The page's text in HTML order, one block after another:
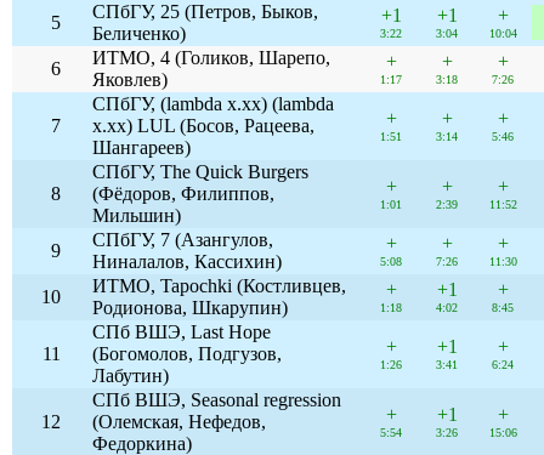
5
СПбГУ, 25 (Петров, Быков,
Беличенко)
+1
3:22
+1
3:04
+
10:04
6
ИТМО, 4 (Голиков, Шарепо,
Яковлев)
+
1:17
+
3:18
+
7:26
7
СПбГУ, (lambda x.xx) (lambda
x.xx) LUL (Босов, Рацеева,
Шангареев)
+
1:51
+
3:14
+
5:46
8
СПбГУ, The Quick Burgers
(Фёдоров, Филиппов,
Мильшин)
+
1:01
+
2:39
+
11:52
9
СПбГУ, 7 (Азангулов,
Ниналалов, Кассихин)
+
5:08
+
7:26
+
11:30
10
ИТМО, Tapochki (Костливцев,
Родионова, Шкарупин)
+
1:18
+1
4:02
+
8:45
11
СПб ВШЭ, Last Hope
(Богомолов, Подгузов,
Лабутин)
+
1:26
+1
3:41
+
6:24
12
СПб ВШЭ, Seasonal regression
(Олемская, Нефедов,
Федоркина)
+
5:54
+1
3:26
+
15:06